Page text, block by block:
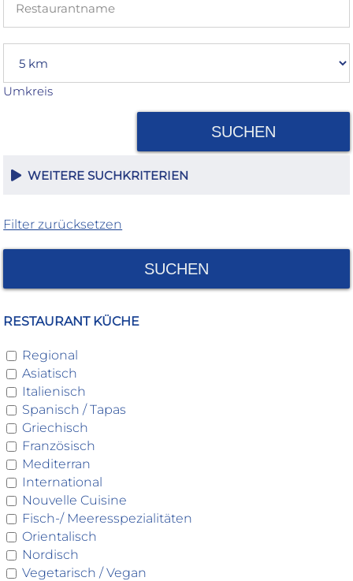
Umkreis
SUCHEN
WEITERE SUCHKRITERIEN
Filter zurücksetzen
SUCHEN
RESTAURANT KÜCHE
Regional
Asiatisch
Italienisch
Spanisch / Tapas
Griechisch
Französisch
Mediterran
International
Nouvelle Cuisine
Fisch-/ Meeresspezialitäten
Orientalisch
Nordisch
Vegetarisch / Vegan